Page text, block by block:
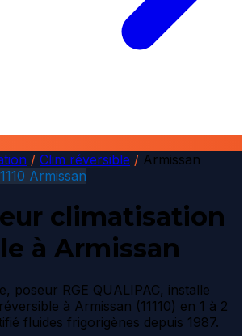
/ Clim réversible / Armissan
Armissan
climatisation
à Armissan
poseur RGE QUALIPAC, installe
à Armissan (11110) en 1 à 2
fluides frigorigènes depuis 1987.